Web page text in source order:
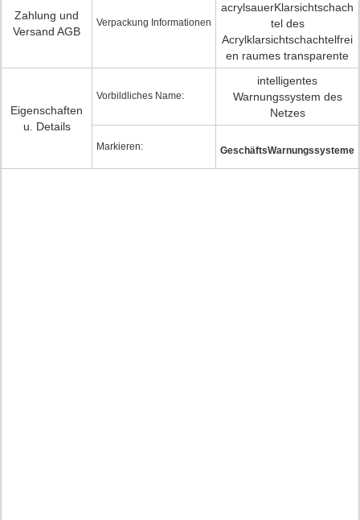
Zahlung und
Versand AGB
Verpackung Informationen
acrylsauerKlarsichtschach
tel des
Acrylklarsichtschachtelfrei
en raumes transparente
Eigenschaften
u. Details
Vorbildliches Name:
intelligentes
Warnungssystem des
Netzes
Markieren: GeschäftsWarnungssysteme